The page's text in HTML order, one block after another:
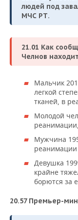
людей под
МЧС РТ.
21.01 Как
Челнов
Мальчик
легкой
тканей, в
Молодой
Мужчина
Девушка
крайне
борются за
20.57 Премьер-